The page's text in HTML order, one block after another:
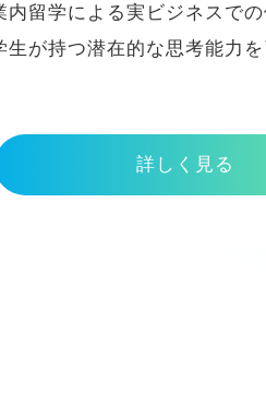
内留学による実ビジネスでの
生が持つ潜在的な思考能力
詳しく見る